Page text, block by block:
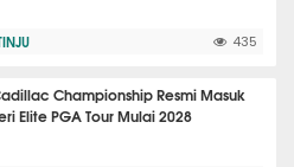
435
Championship Resmi Masuk
Elite PGA Tour Mulai 2028